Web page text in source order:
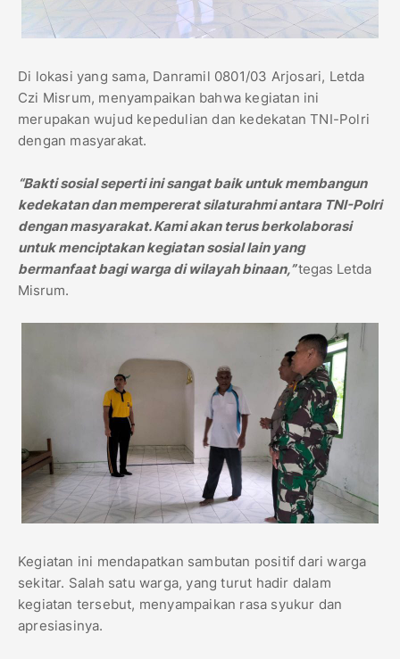
Di lokasi yang sama, Danramil 0801/03 Arjosari, Letda
Czi Misrum, menyampaikan bahwa kegiatan ini
merupakan wujud kepedulian dan kedekatan TNI-Polri
dengan masyarakat.
“Bakti sosial seperti ini sangat baik untuk membangun
kedekatan dan mempererat silaturahmi antara TNI-Polri
dengan masyarakat. Kami akan terus berkolaborasi
untuk menciptakan kegiatan sosial lain yang
bermanfaat bagi warga di wilayah binaan,”tegas Letda
Misrum.
Kegiatan ini mendapatkan sambutan positif dari warga
sekitar. Salah satu warga, yang turut hadir dalam
kegiatan tersebut, menyampaikan rasa syukur dan
apresiasinya.